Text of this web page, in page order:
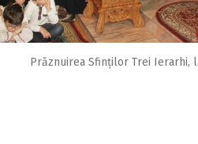
Prăznuirea Sfinților Trei Ierarhi,